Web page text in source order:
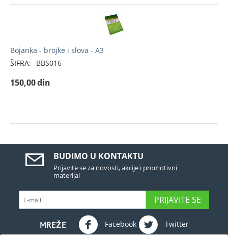
Bojanka - brojke i slova - A3
ŠIFRA:
BBS016
150,00din
BUDIMO U KONTAKTU
Prijavite se za novosti, akcije i promotivni
materijal
PRIJAVITE SE
MREŽE Facebook Twitter